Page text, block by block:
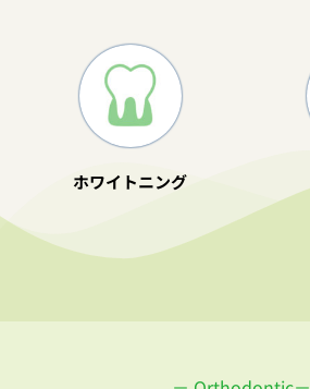
ホワイトニング